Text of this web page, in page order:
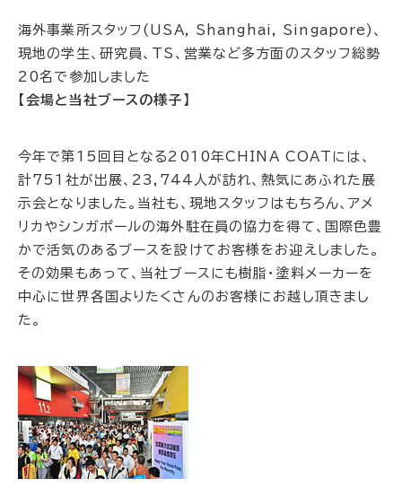
海外事業所スタッフ(USA, Shanghai, Singapore)、
現地の学生、研究員、TS、営業など多方面のスタッフ総勢
20名で参加しました
【会場と当社ブースの様子】
今年で第15回目となる2010年CHINA COATには、
計751社が出展、23,744人が訪れ、熱気にあふれた展
示会となりました。当社も、現地スタッフはもちろん、アメ
リカやシンガポールの海外駐在員の協力を得て、国際色豊
かで活気のあるブースを設けてお客様をお迎えしました。
その効果もあって、当社ブースにも樹脂・塗料メーカーを
中心に世界各国よりたくさんのお客様にお越し頂きまし
た。